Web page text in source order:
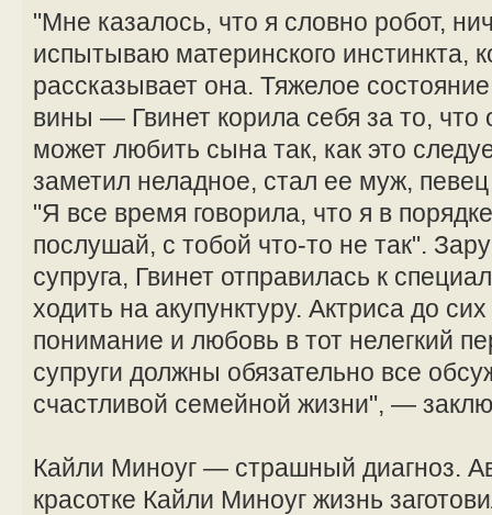
"Мне казалось, что я словно робот,
испытываю материнского инстинкта,
рассказывает она. Тяжелое
вины — Гвинет корила себя за то, что
может любить сына так, как это
заметил неладное, стал ее муж,
"Я все время говорила, что я в
послушай, с тобой что-то не так".
супруга, Гвинет отправилась к
ходить на акупунктуру. Актриса до
понимание и любовь в тот нелегкий
супруги должны обязательно все
счастливой семейной жизни", —
Кайли Миноуг — страшный диагноз.
красотке Кайли Миноуг жизнь